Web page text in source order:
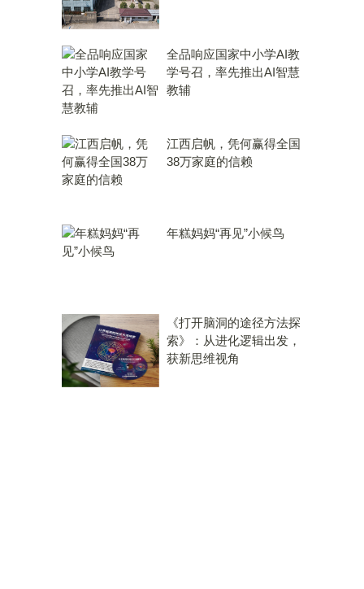
全品响应国家中小学AI教
学号召，率先推出AI智慧
教辅
江西启帆，凭何赢得全国
38万家庭的信赖
年糕妈妈“再见”小候鸟
《打开脑洞的途径方法探
索》：从进化逻辑出发，
获新思维视角